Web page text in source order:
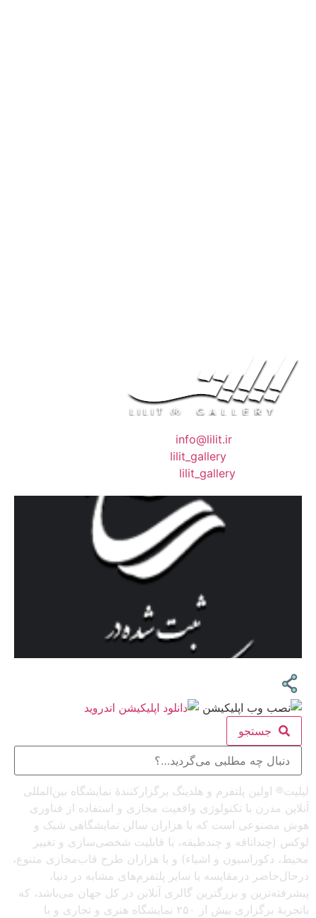
info@lilit.ir
lilit_gallery
lilit_gallery
جستجو
لیلیت® اولین پلتفرم و هلدینگ برگزارکنندهٔ نمایشگاه بین‌المللی
آنلاین مدرن با تکنولوژی واقعیت مجازی و استفاده از فناوری
هوش مصنوعی است که با هزاران سالن نمایشگاهی شیک و
لوکس (چنداتاقه و چندطبقه، با قابلیت شخصی‌سازی و تغییر
محیط، دکوراسیون و اشیاء) و با هزاران طرح قاب‌مجازی متنوع،
درحال‌حاضر درمقایسه با سایر پلتفرم‌های مشابه در دنیا،
پیشرفته‌ترین و بزرگترین گالری آنلاین در کل جهان می‌باشد، که
باتجربهٔ برگزاری بیش از ۲۵۰ نمایشگاه هنری و تجاری و با